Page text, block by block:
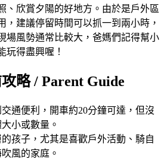
、欣賞夕陽的好地方。由於是戶外區
，建議停留時間可以抓一到兩小時，
場風勢通常比較大，爸媽們記得幫小
玩得盡興喔！
略 / Parent Guide
通便利，開車約20分鐘可達，但沒
小或數量。
孩子，尤其是喜歡戶外活動、騎自
風的家庭。